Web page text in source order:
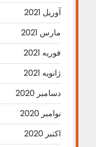
آوریل 2021
مارس 2021
فوریه 2021
ژانویه 2021
دسامبر 2020
نوامبر 2020
اکتبر 2020